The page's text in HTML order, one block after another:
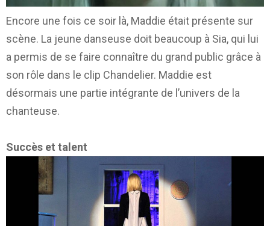
Encore une fois ce soir là, Maddie était présente sur
scène. La jeune danseuse doit beaucoup à Sia, qui lui
a permis de se faire connaître du grand public grâce à
son rôle dans le clip Chandelier. Maddie est
désormais une partie intégrante de l’univers de la
chanteuse.
Succès et talent